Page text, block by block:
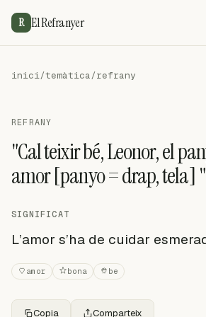
R El Refranyer
inici/temàtica/refrany
REFRANY
"Cal teixir bé, Leonor, el
amor [panyo = drap, tela] "
SIGNIFICAT
L’amor s’ha de cuidar
amor bona be
Copia Comparteix